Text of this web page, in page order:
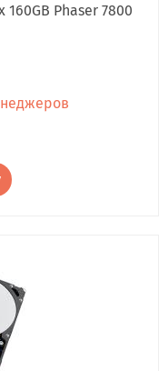
Phaser 7800